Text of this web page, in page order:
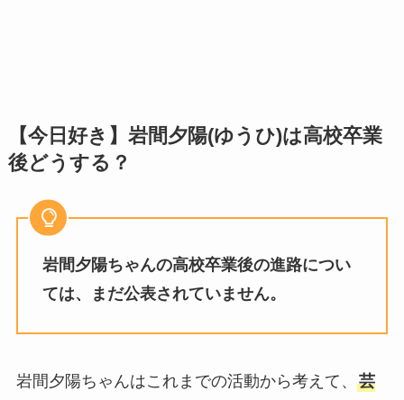
【今日好き】岩間夕陽(ゆうひ)は高校卒業
後どうする？
岩間夕陽ちゃんの高校卒業後の進路につい
ては、まだ公表されていません。
岩間夕陽ちゃんはこれまでの活動から考えて、 芸